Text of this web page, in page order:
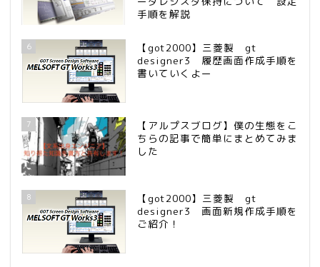
手順を解説
6
【got2000】三菱製 gt
designer3 履歴画面作成手順を
書いていくよー
7
【アルプスブログ】僕の生態をこ
ちらの記事で簡単にまとめてみま
した
8
【got2000】三菱製 gt
designer3 画面新規作成手順を
ご紹介！